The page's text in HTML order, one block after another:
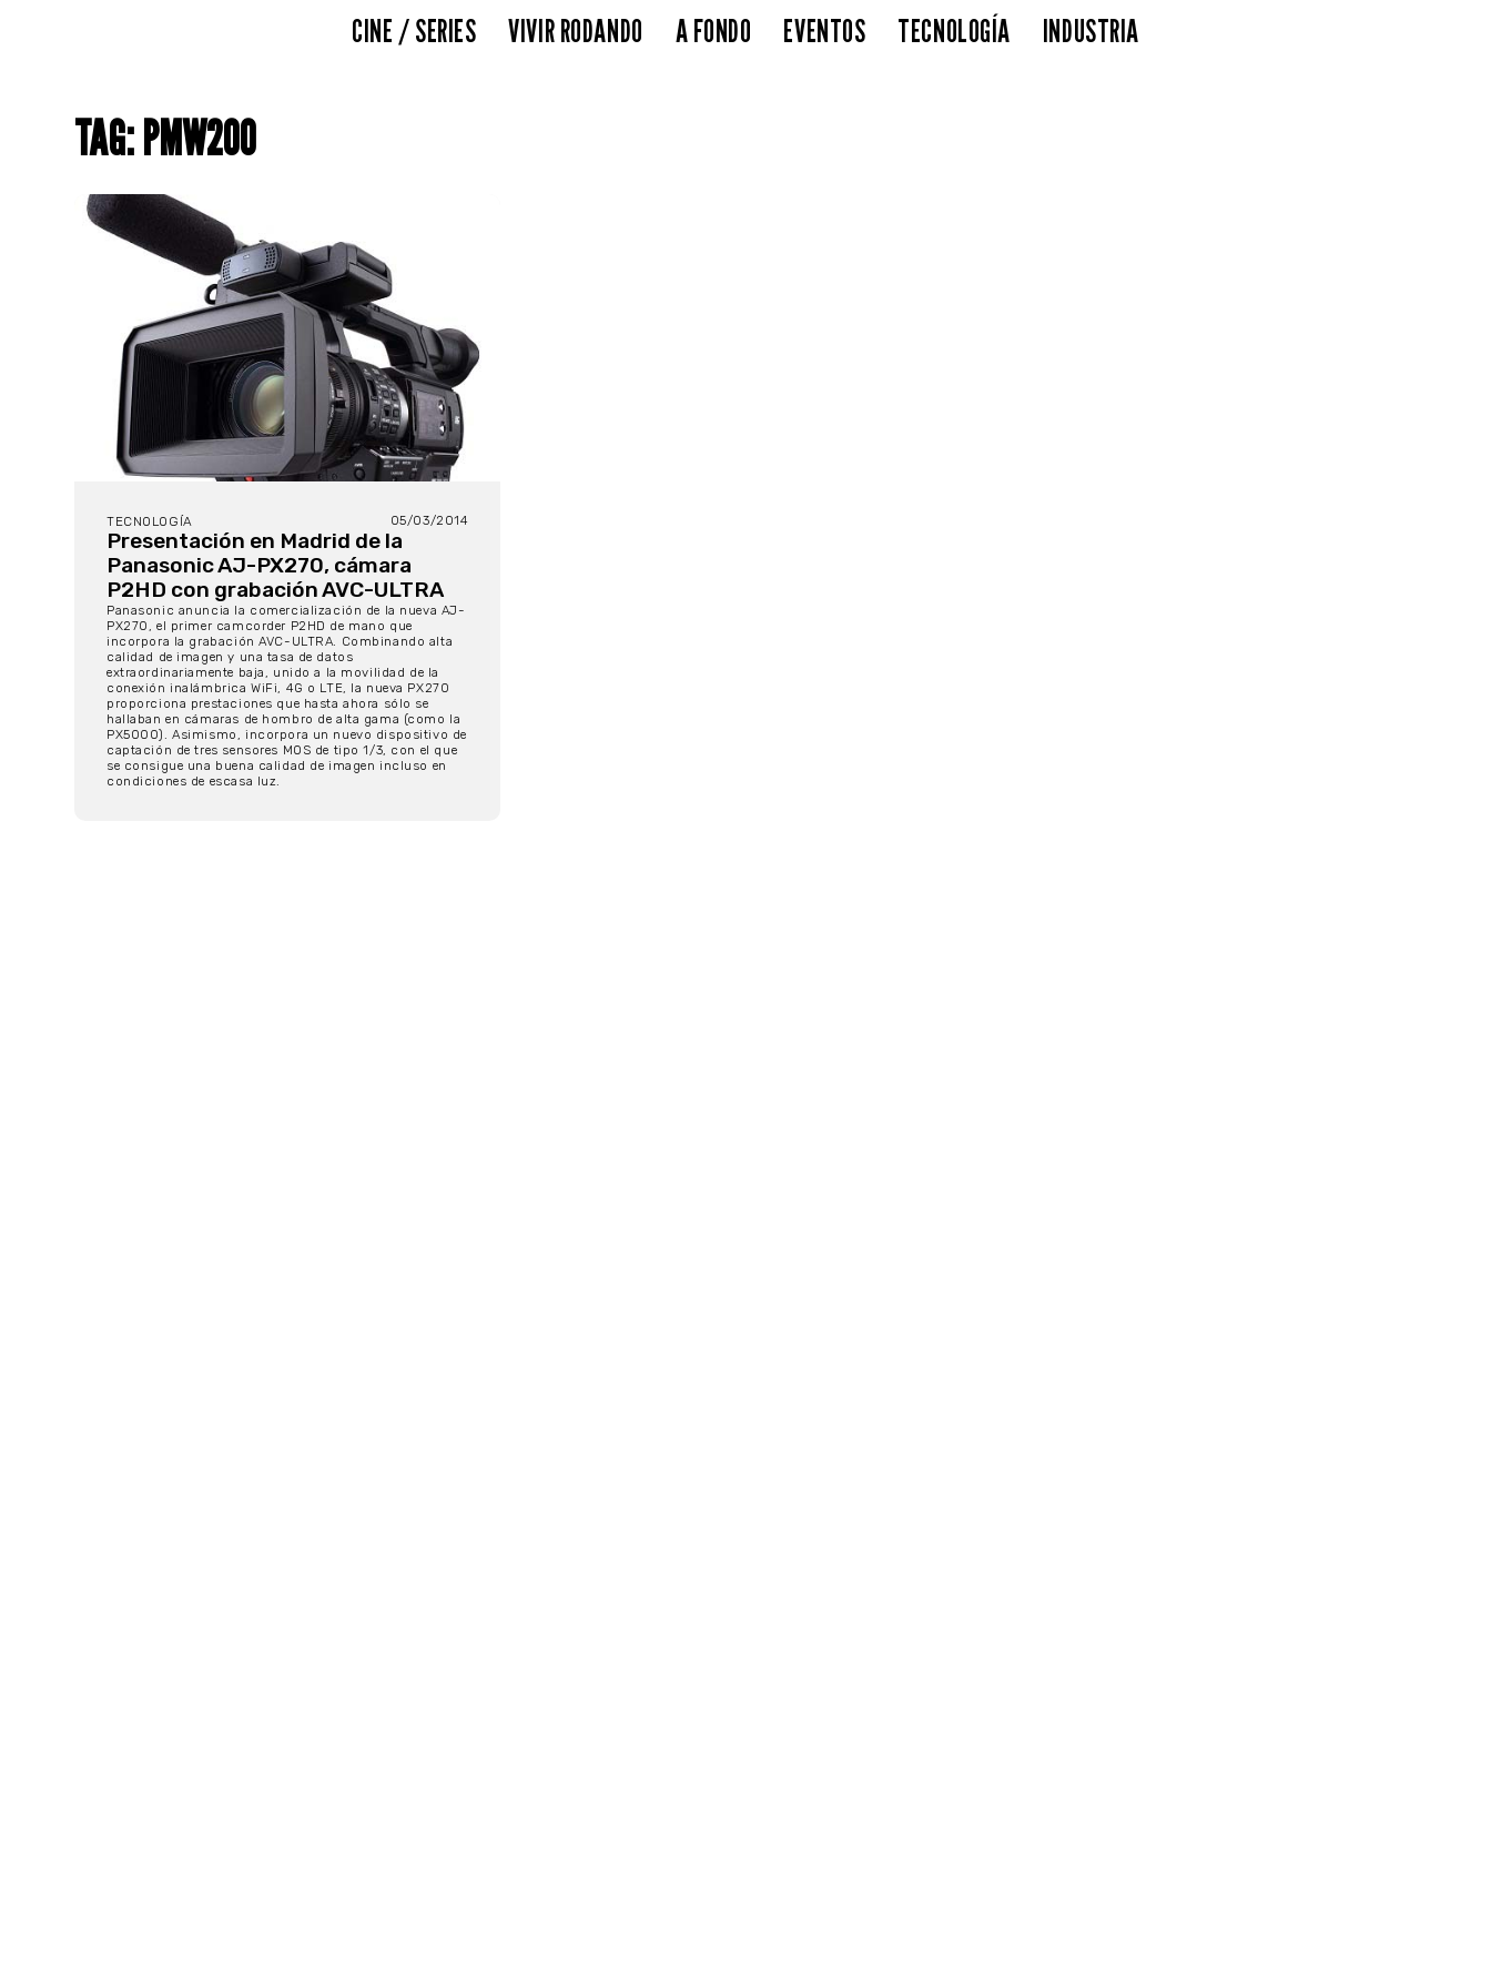
CINE / SERIES VIVIR RODANDO A FONDO EVENTOS TECNOLOGÍA INDUSTRIA
TAG: PMW200
TECNOLOGÍA 05/03/2014
Presentación en Madrid de la
Panasonic AJ-PX270, cámara
P2HD con grabación AVC-ULTRA
Panasonic anuncia la comercialización de la nueva AJ-
PX270, el primer camcorder P2HD de mano que
incorpora la grabación AVC-ULTRA. Combinando alta
calidad de imagen y una tasa de datos
extraordinariamente baja, unido a la movilidad de la
conexión inalámbrica WiFi, 4G o LTE, la nueva PX270
proporciona prestaciones que hasta ahora sólo se
hallaban en cámaras de hombro de alta gama (como la
PX5000). Asimismo, incorpora un nuevo dispositivo de
captación de tres sensores MOS de tipo 1/3, con el que
se consigue una buena calidad de imagen incluso en
condiciones de escasa luz.